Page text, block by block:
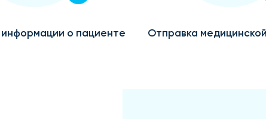
о пациенте Отправка